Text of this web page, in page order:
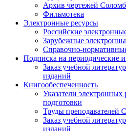
Архив чертежей
Фильмотека
Электронные ресурсы
Российские
Зарубежные
Справочно-
Подписка на периодические
Заказ учебной
изданий
Книгообеспеченность
Указатели
подготовки
Труды преподавателей
Заказ учебной
изданий